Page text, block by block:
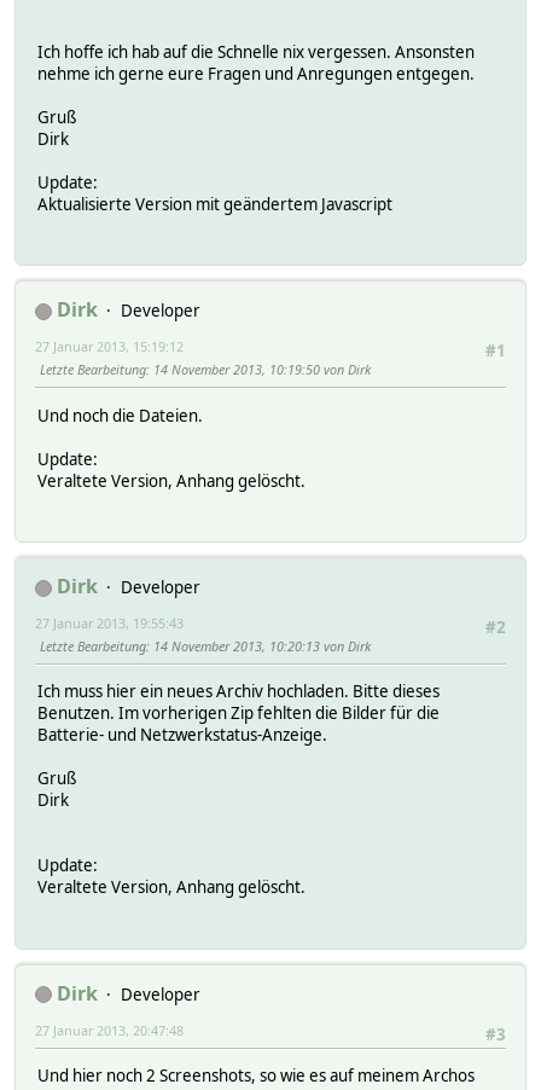
Ich hoffe ich hab auf die Schnelle nix vergessen. Ansonsten
nehme ich gerne eure Fragen und Anregungen entgegen.
Gruß
Dirk
Update:
Aktualisierte Version mit geändertem Javascript
Dirk
Developer
#1
27 Januar 2013, 15:19:12
Letzte Bearbeitung: 14 November 2013, 10:19:50 von Dirk
Und noch die Dateien.
Update:
Veraltete Version, Anhang gelöscht.
Dirk
Developer
#2
27 Januar 2013, 19:55:43
Letzte Bearbeitung: 14 November 2013, 10:20:13 von Dirk
Ich muss hier ein neues Archiv hochladen. Bitte dieses
Benutzen. Im vorherigen Zip fehlten die Bilder für die
Batterie- und Netzwerkstatus-Anzeige.
Gruß
Dirk
Update:
Veraltete Version, Anhang gelöscht.
Dirk
Developer
#3
27 Januar 2013, 20:47:48
Und hier noch 2 Screenshots, so wie es auf meinem Archos